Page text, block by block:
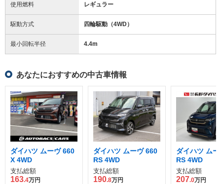
使用燃料 レギュラー
駆動方式 四輪駆動（4WD）
最小回転半径 4.4m
あなたにおすすめの中古車情報
ダイハツ ムーヴ 660
X 4WD
支払総額
163.4万円
ダイハツ ムーヴ 660
RS 4WD
支払総額
190.8万円
ダイハツ ム
RS 4WD
支払総額
207.0万円